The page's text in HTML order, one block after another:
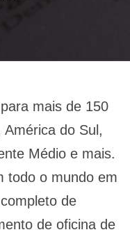
mais de 150
do Sul,
Médio e mais.
todo o mundo em
de
de oficina de